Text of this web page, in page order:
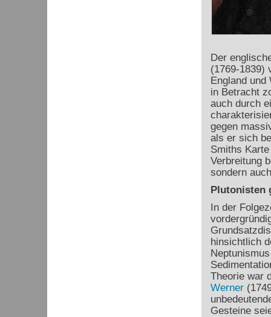
Der
(1769-1839)
England und
in Betracht
auch durch
gegen
als er sich
Smiths
Verbreitung
sondern
Plutonisten
In der
hinsichtlich
Theorie war
Werner
Gesteine